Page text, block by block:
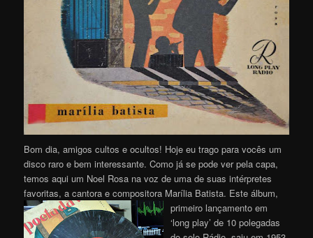
Bom dia, amigos cultos e ocultos! Hoje eu trago para vocês um
disco raro e bem interessante. Como já se pode ver pela capa,
temos aqui um Noel Rosa na voz de uma de suas intérpretes
favoritas, a cantora e compositora Marília Batista. Este álbum,
primeiro lançamento em
‘long play’ de 10 polegadas